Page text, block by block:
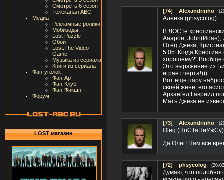
Смотреть 6 сезон
Телеканал ABC
Медиа
Рекламные ролики
Мобизоды
Lost Puzzle
Обои
Lost:The Video
Game
Музыка из сериала
Книги из сериала
Фан-уголок
Фан-Арт
Фан-Клуб
Фан-Фикшн
Форум
LOST магазин
[74] Alexandrinho
Алёнка (phsycolog)
В ЛОСТе
Ааарон, John(Иоан),
Отец Джека,
5.05. Когда
хорошему?" Вообще
Это выражение из
играет чёрта!)))
Вот еще пару
своей жене, его
Архангел Гавриил
Мать Джека не
[73] Alexandrinho
Oleg (ПоСТаНиУжСу)
Да Олег! Нам все
[72] phsycolog
Думаю, что